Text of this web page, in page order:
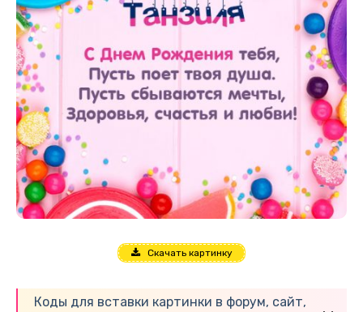
Скачать картинку
Коды для вставки картинки в форум, сайт,